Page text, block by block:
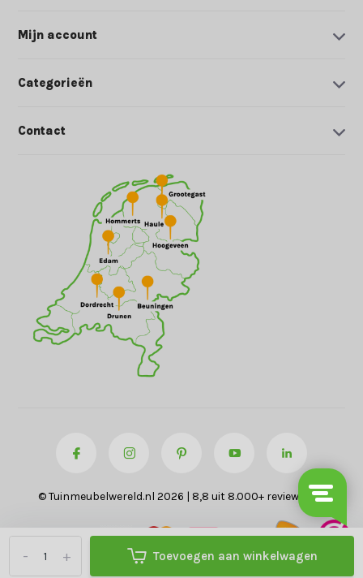
+
- Toevoegen aan winkelwagen
Mijn account
Categorieën
Contact
© Tuinmeubelwereld.nl 2026 | 8,8 uit 8.000+ reviews